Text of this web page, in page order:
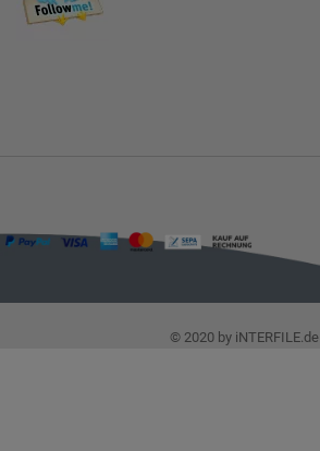
© 2020 by iNTERFILE.de